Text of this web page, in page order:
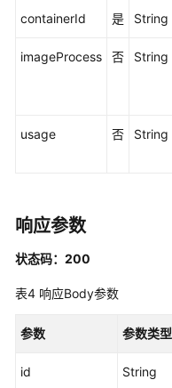
理
服
置
其
接
containerId 是 String
imageProcess 否 String
usage 否 String
响应参数
状态码：200
表4 响应Body参数
参数 参数类型
id String